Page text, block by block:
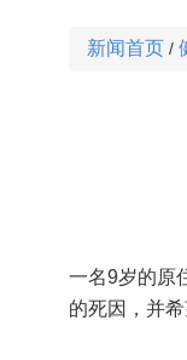
新闻首页 /
一名9岁的原
的死因，并